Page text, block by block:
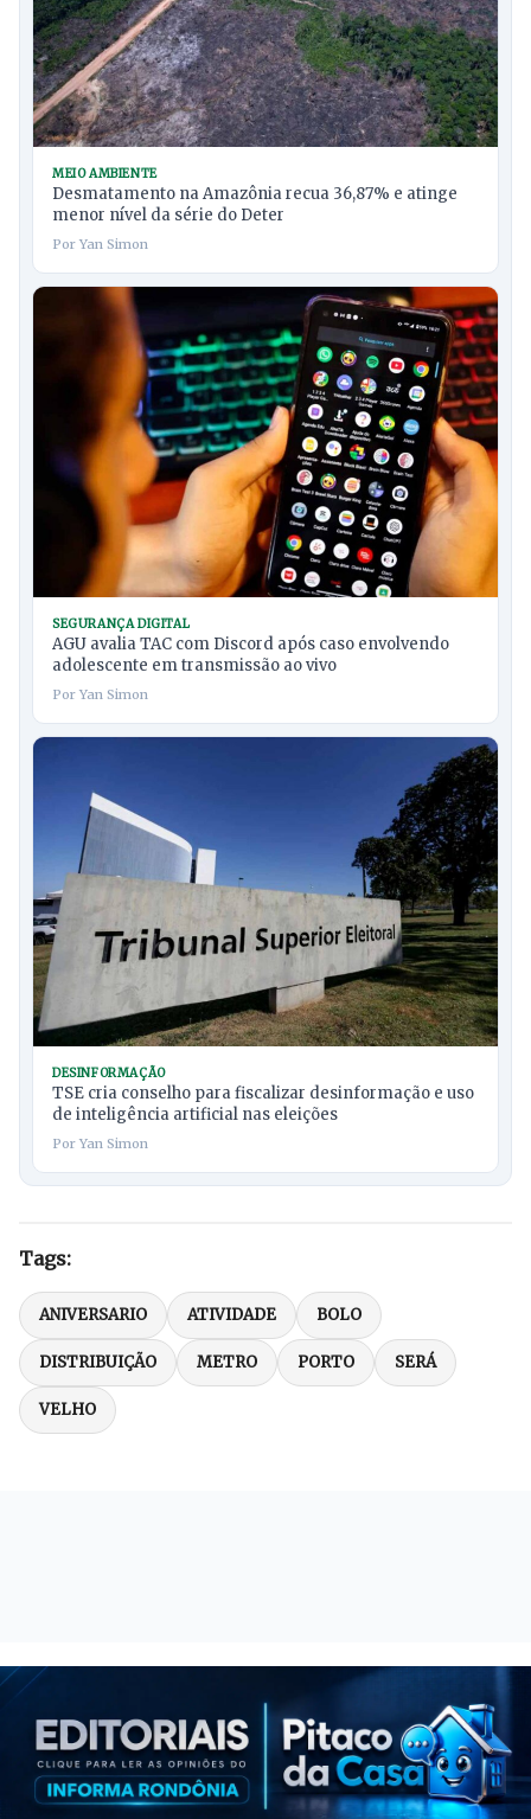
MEIO AMBIENTE
Desmatamento na Amazônia recua 36,87% e atinge
menor nível da série do Deter
Por Yan Simon
SEGURANÇA DIGITAL
AGU avalia TAC com Discord após caso envolvendo
adolescente em transmissão ao vivo
Por Yan Simon
DESINFORMAÇÃO
TSE cria conselho para fiscalizar desinformação e uso
de inteligência artificial nas eleições
Por Yan Simon
Tags:
ANIVERSARIO ATIVIDADE BOLO
DISTRIBUIÇÃO METRO PORTO SERÁ
VELHO